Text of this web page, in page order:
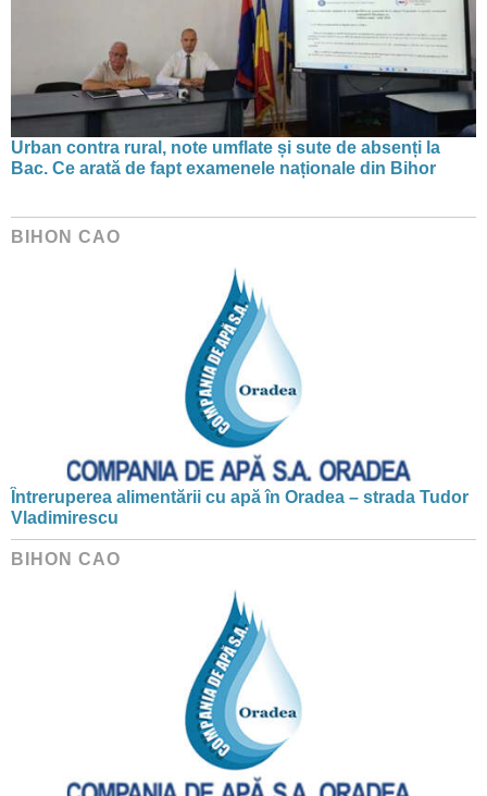
Urban contra rural, note umflate și sute de absenți la
Bac. Ce arată de fapt examenele naționale din Bihor
BIHON CAO
Întreruperea alimentării cu apă în Oradea – strada Tudor
Vladimirescu
BIHON CAO